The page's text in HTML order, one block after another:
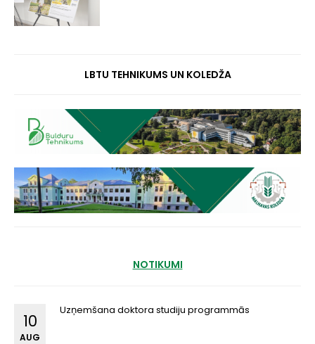
LBTU TEHNIKUMS UN KOLEDŽA
NOTIKUMI
Uzņemšana doktora studiju programmās
10
AUG